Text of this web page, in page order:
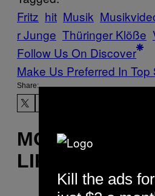
Fritz hit Musik
r Junge Thüringer Klöße
Follow Us On Discover
Make Us Preferred In Top
Share:
MORE
LIKE THIS
Kill the ads for